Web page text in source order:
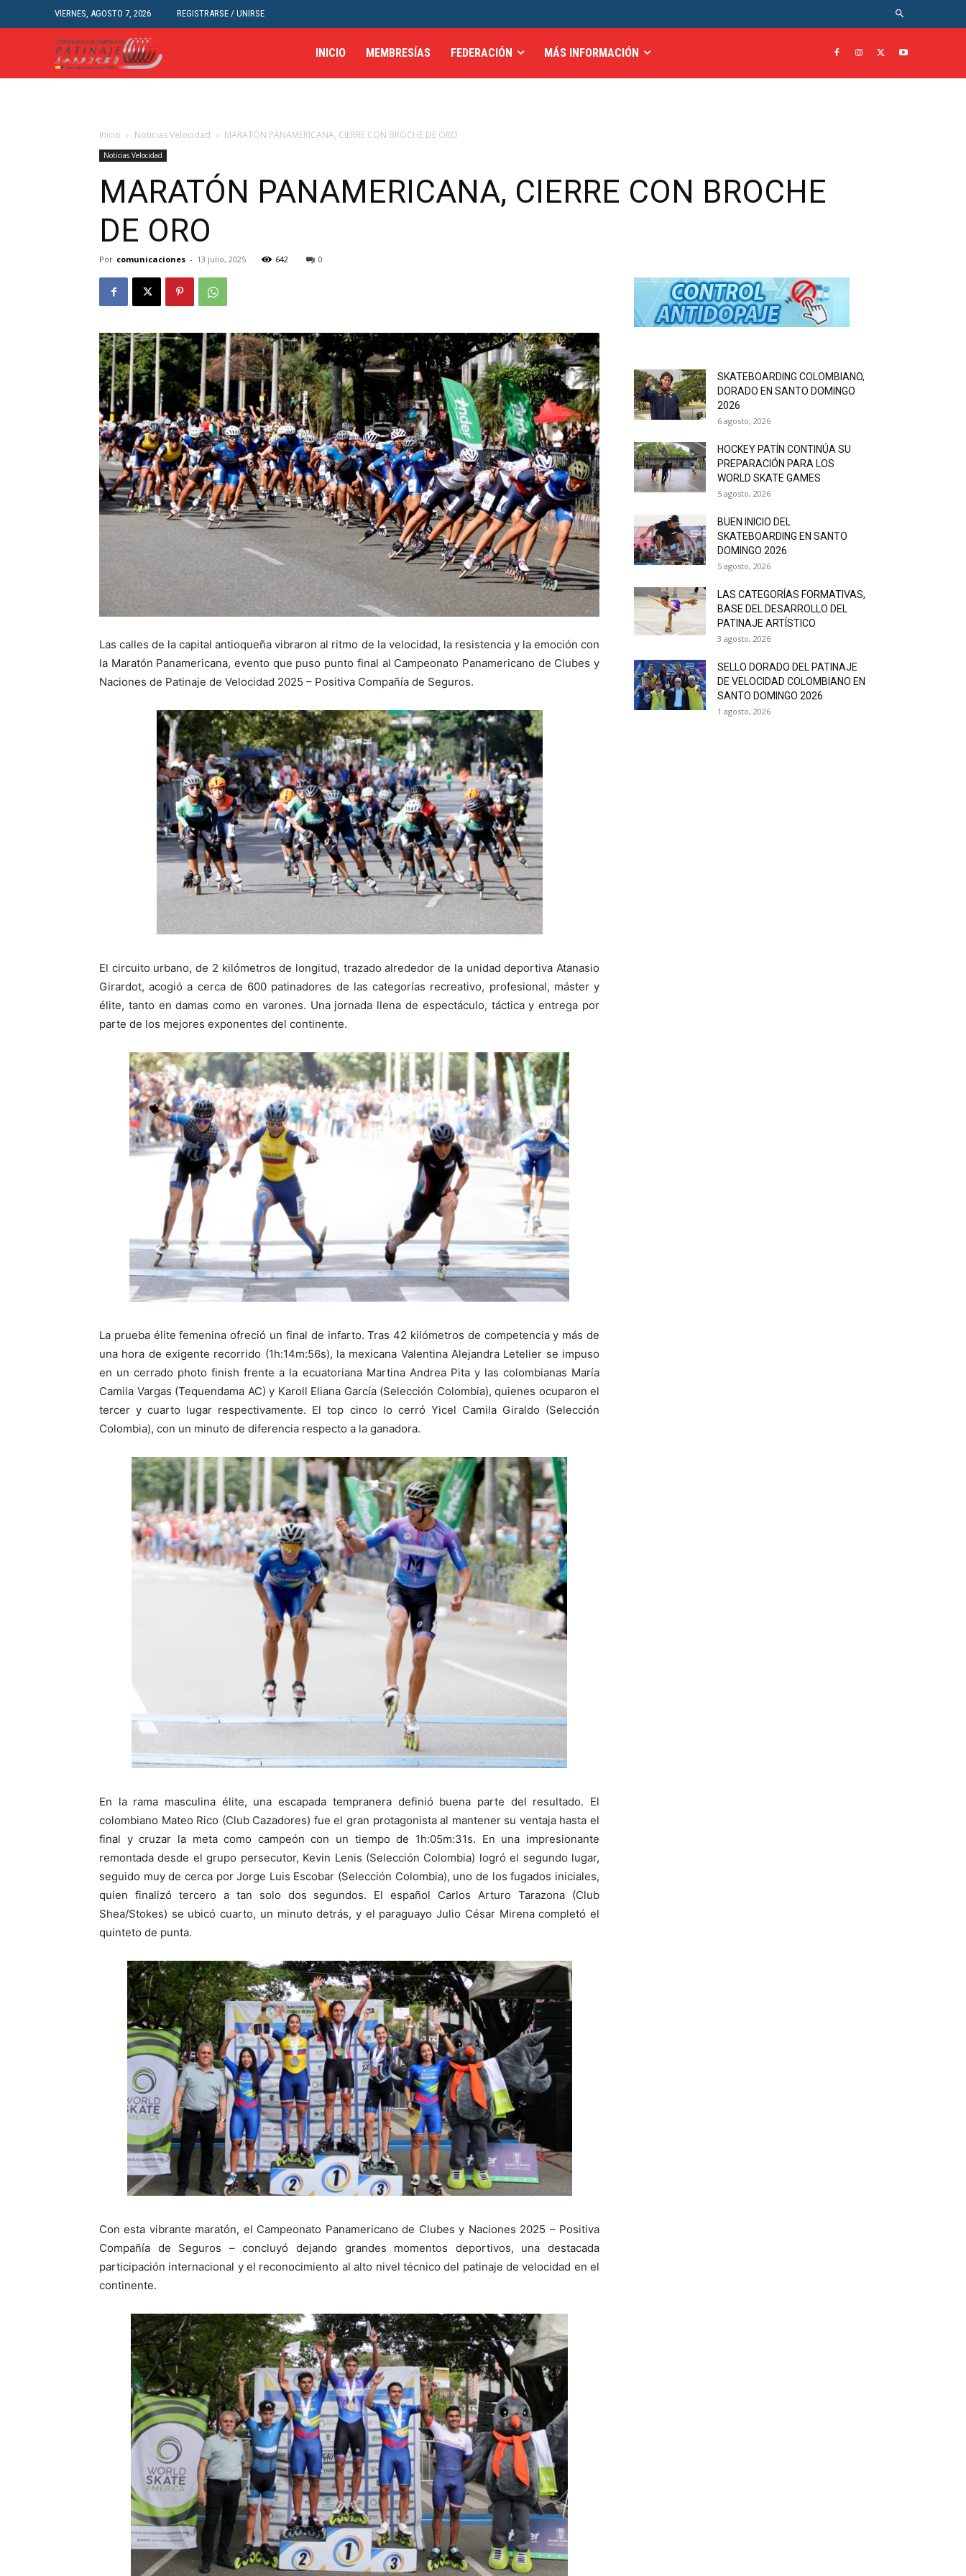
VIERNES, AGOSTO 7, 2026 REGISTRARSE / UNIRSE
INICIO MEMBRESÍAS FEDERACIÓN MÁS INFORMACIÓN
Inicio Noticias Velocidad MARATÓN PANAMERICANA, CIERRE CON BROCHE DE ORO
Noticias Velocidad
MARATÓN PANAMERICANA, CIERRE CON BROCHE
DE ORO
Por comunicaciones - 13 julio, 2025 642 0
Las calles de la capital antioqueña vibraron al ritmo de la velocidad, la resistencia y la emoción con
la Maratón Panamericana, evento que puso punto final al Campeonato Panamericano de Clubes y
Naciones de Patinaje de Velocidad 2025 – Positiva Compañía de Seguros.
El circuito urbano, de 2 kilómetros de longitud, trazado alrededor de la unidad deportiva Atanasio
Girardot, acogió a cerca de 600 patinadores de las categorías recreativo, profesional, máster y
élite, tanto en damas como en varones. Una jornada llena de espectáculo, táctica y entrega por
parte de los mejores exponentes del continente.
La prueba élite femenina ofreció un final de infarto. Tras 42 kilómetros de competencia y más de
una hora de exigente recorrido (1h:14m:56s), la mexicana Valentina Alejandra Letelier se impuso
en un cerrado photo finish frente a la ecuatoriana Martina Andrea Pita y las colombianas María
Camila Vargas (Tequendama AC) y Karoll Eliana García (Selección Colombia), quienes ocuparon el
tercer y cuarto lugar respectivamente. El top cinco lo cerró Yicel Camila Giraldo (Selección
Colombia), con un minuto de diferencia respecto a la ganadora.
En la rama masculina élite, una escapada tempranera definió buena parte del resultado. El
colombiano Mateo Rico (Club Cazadores) fue el gran protagonista al mantener su ventaja hasta el
final y cruzar la meta como campeón con un tiempo de 1h:05m:31s. En una impresionante
remontada desde el grupo persecutor, Kevin Lenis (Selección Colombia) logró el segundo lugar,
seguido muy de cerca por Jorge Luis Escobar (Selección Colombia), uno de los fugados iniciales,
quien finalizó tercero a tan solo dos segundos. El español Carlos Arturo Tarazona (Club
Shea/Stokes) se ubicó cuarto, un minuto detrás, y el paraguayo Julio César Mirena completó el
quinteto de punta.
Con esta vibrante maratón, el Campeonato Panamericano de Clubes y Naciones 2025 – Positiva
Compañía de Seguros – concluyó dejando grandes momentos deportivos, una destacada
participación internacional y el reconocimiento al alto nivel técnico del patinaje de velocidad en el
continente.
SKATEBOARDING COLOMBIANO,
DORADO EN SANTO DOMINGO
2026
6 agosto, 2026
HOCKEY PATÍN CONTINÚA SU
PREPARACIÓN PARA LOS
WORLD SKATE GAMES
5 agosto, 2026
BUEN INICIO DEL
SKATEBOARDING EN SANTO
DOMINGO 2026
5 agosto, 2026
LAS CATEGORÍAS FORMATIVAS,
BASE DEL DESARROLLO DEL
PATINAJE ARTÍSTICO
3 agosto, 2026
SELLO DORADO DEL PATINAJE
DE VELOCIDAD COLOMBIANO EN
SANTO DOMINGO 2026
1 agosto, 2026